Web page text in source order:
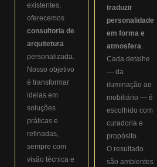
existentes,
oferecemos
consultoria de
arquitetura
personalizada.
Nosso objetivo
é transformar
ideias em
soluções
práticas e
refinadas,
sempre com
visão técnica e
traduzir
personalidade
em forma e
atmosfera
Cada detalhe
— da
iluminação ao
mobiliário — é
escolhido com
curadoria e
propósito.
O resultado
são ambientes